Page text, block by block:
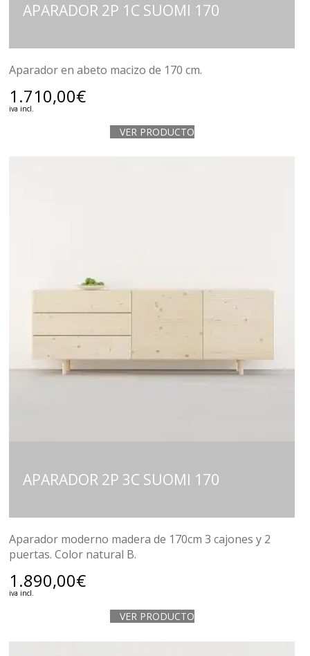
APARADOR 2P 1C SUOMI 170
Aparador en abeto macizo de 170 cm.
1.710,00€
iva incl.
VER PRODUCTO
APARADOR 2P 3C SUOMI 170
Aparador moderno madera de 170cm 3 cajones y 2
puertas. Color natural B.
1.890,00€
iva incl.
VER PRODUCTO